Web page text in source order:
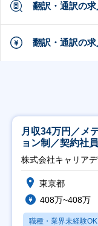
翻訳・通訳の
翻訳・通訳の
月収34万円／メ
ョン制／契約社
株式会社キャリア
東京都
408万~408万
職種・業界未経験OK